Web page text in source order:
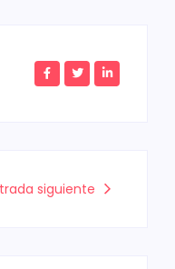
siguiente